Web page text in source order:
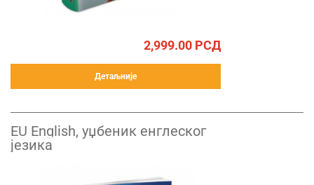
2,999.00 РСД
Детаљније
EU English, уџбеник енглеског
језика